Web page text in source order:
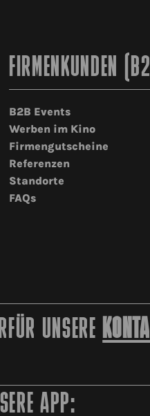
FIRMENKUNDEN
B2B Events
Werben im Kino
Firmengutscheine
Referenzen
Standorte
FAQs
UNSERE
APP: